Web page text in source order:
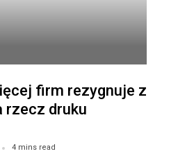
firm rezygnuje z
rzecz druku
4 mins read